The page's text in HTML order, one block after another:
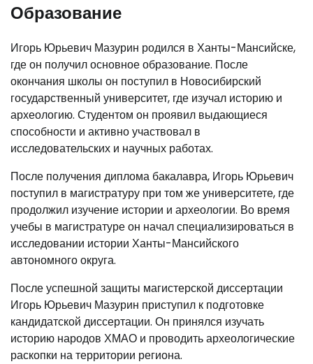
Образование
Игорь Юрьевич Мазурин родился в Ханты-Мансийске,
где он получил основное образование. После
окончания школы он поступил в Новосибирский
государственный университет, где изучал историю и
археологию. Студентом он проявил выдающиеся
способности и активно участвовал в
исследовательских и научных работах.
После получения диплома бакалавра, Игорь Юрьевич
поступил в магистратуру при том же университете, где
продолжил изучение истории и археологии. Во время
учебы в магистратуре он начал специализироваться в
исследовании истории Ханты-Мансийского
автономного округа.
После успешной защиты магистерской диссертации
Игорь Юрьевич Мазурин приступил к подготовке
кандидатской диссертации. Он принялся изучать
историю народов ХМАО и проводить археологические
раскопки на территории региона.